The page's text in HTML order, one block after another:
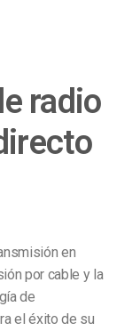
radio
en
por cable y la
de
el éxito de su